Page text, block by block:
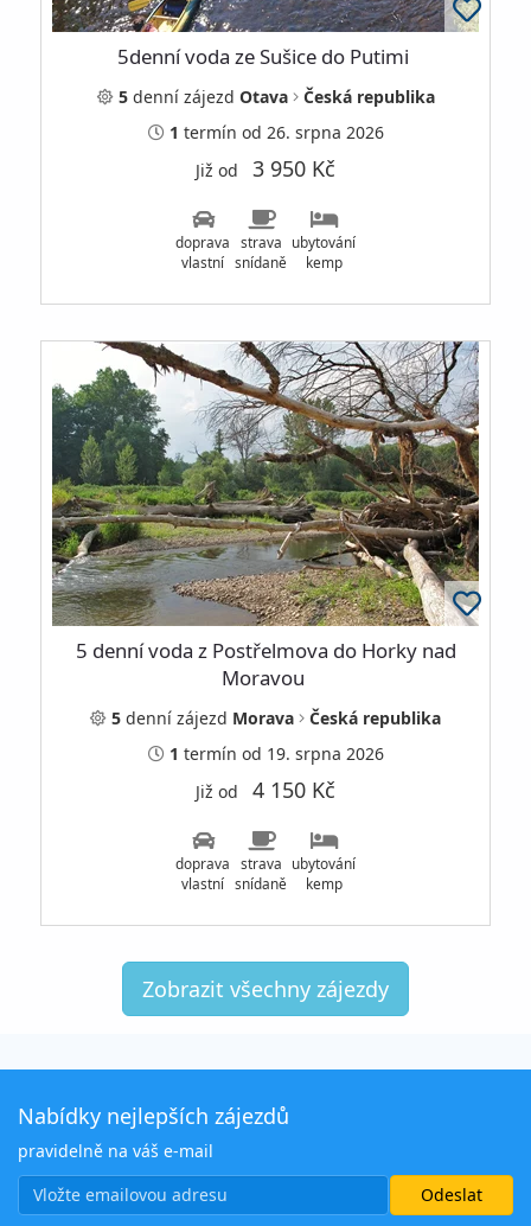
5denní voda ze Sušice do Putimi
5dennízájezd Otava
Česká republika
1 termín od 26. srpna 2026
Již od 3 950 Kč
doprava
vlastní
strava
snídaně
ubytování
kemp
5 denní voda z Postřelmova do Horky nad
Moravou
5 denní zájezd Morava
Česká republika
1 termín od 19. srpna 2026
Již od 4 150 Kč
doprava
vlastní
strava
snídaně
ubytování
kemp
Zobrazit všechny zájezdy
Nabídky nejlepších zájezdů
pravidelně na váš e-mail